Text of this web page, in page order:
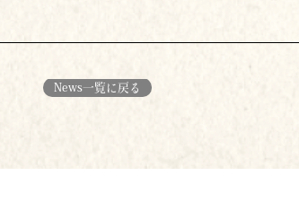
News一覧に戻る